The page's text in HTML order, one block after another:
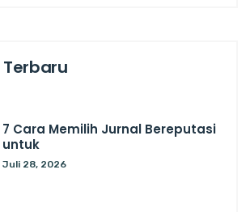
7 Cara Memilih Jurnal Bereputasi
untuk
Juli 28, 2026